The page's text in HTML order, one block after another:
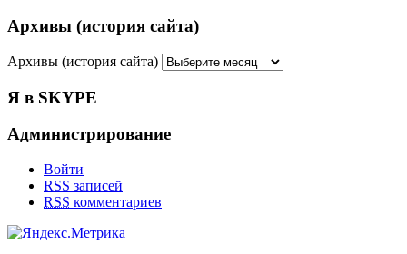
Архивы (история сайта)
Архивы (история сайта)
Я в SKYPE
Администрирование
Войти
RSS записей
RSS комментариев